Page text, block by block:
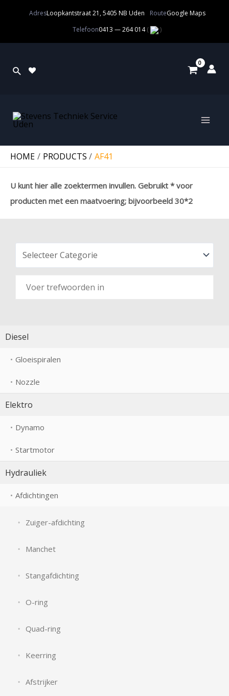
AdresLoopkantstraat 21, 5405 NB Uden RouteGoogle Maps
Telefoon0413 — 264 014( )
HOME PRODUCTS AF41
U kunt hier alle zoektermen invullen. Gebruikt * voor
producten met een maatvoering; bijvoorbeeld 30*2
Diesel
Gloeispiralen
Nozzle
Elektro
Dynamo
Startmotor
Hydrauliek
Afdichtingen
Zuiger-afdichting
Manchet
Stangafdichting
O-ring
Quad-ring
Keerring
Afstrijker